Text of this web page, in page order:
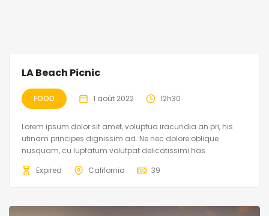
LA Beach Picnic
FOOD 1 août 2022 12h30
Lorem ipsum dolor sit amet, voluptua iracundia an pri, his
utinam principes dignissim ad. Ne nec dolore oblique
nusquam, cu luptatum volutpat delicatissimi has.
Expired
California 39